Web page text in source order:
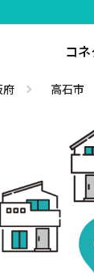
コ
府 高石市